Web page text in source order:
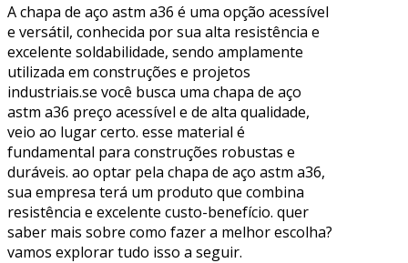
A chapa de aço astm a36 é uma opção acessível
e versátil, conhecida por sua alta resistência e
excelente soldabilidade, sendo amplamente
utilizada em construções e projetos
industriais.se você busca uma chapa de aço
astm a36 preço acessível e de alta qualidade,
veio ao lugar certo. esse material é
fundamental para construções robustas e
duráveis. ao optar pela chapa de aço astm a36,
sua empresa terá um produto que combina
resistência e excelente custo-benefício. quer
saber mais sobre como fazer a melhor escolha?
vamos explorar tudo isso a seguir.